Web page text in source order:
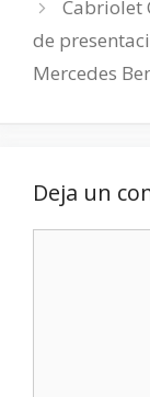
Cabriolet
de
Mercedes
Deja un